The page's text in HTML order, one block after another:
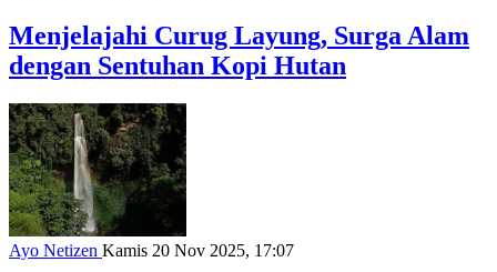
Menjelajahi Curug Layung, Surga Alam
dengan Sentuhan Kopi Hutan
Ayo Netizen Kamis 20 Nov 2025, 17:07